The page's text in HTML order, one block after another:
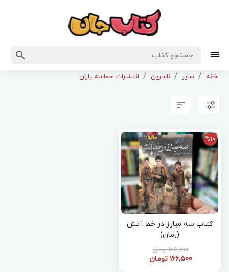
خانه سایر ناشرین انتشارات حماسه یاران
%10
کتاب سه مبارز در خط آتش
(رمان)
185,000 تومان
166,500 تومان